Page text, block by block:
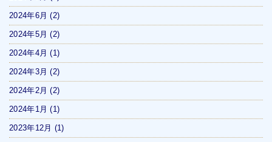
2024年6月(2)
2024年5月(2)
2024年4月(1)
2024年3月(2)
2024年2月(2)
2024年1月(1)
2023年12月 (1)